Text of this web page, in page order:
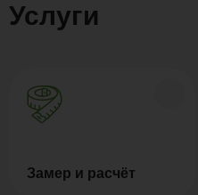
Услуги
Замер и расчёт